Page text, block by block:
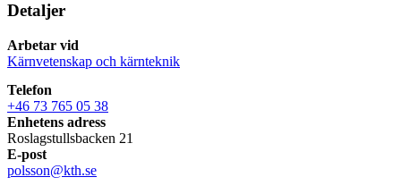
Detaljer
Arbetar vid
Kärnvetenskap och kärnteknik
Telefon
+46 73 765 05 38
Enhetens adress
Roslagstullsbacken 21
E-post
polsson@kth.se